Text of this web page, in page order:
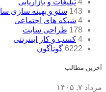
4 تبلیغات و بازاریابی
143 سئو و بهینه سازی
4 شبکه های اجتماعی
178 طراحی سایت
4 کسب و کار اینترنتی
6222 گوناگون
آخرین مطالب
مرداد ۷, ۱۴۰۵